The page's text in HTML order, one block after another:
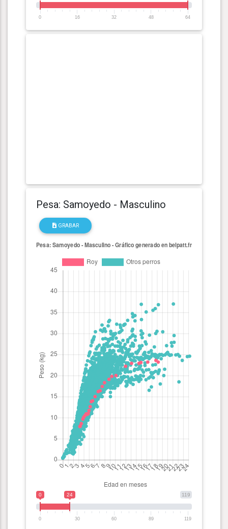
0 16 32 48 64
Pesa: Samoyedo - Masculino
GRABAR
119
0 24
0 30 60 89 119